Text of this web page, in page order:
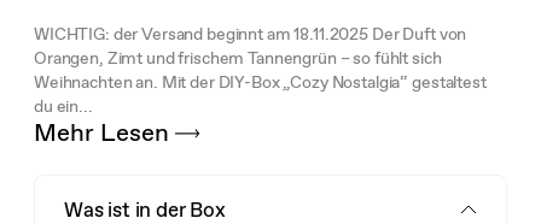
WICHTIG: der Versand beginnt am 18.11.2025 Der Duft von
Orangen, Zimt und frischem Tannengrün – so fühlt sich
Weihnachten an. Mit der DIY-Box „Cozy Nostalgia“ gestaltest
du ein...
Mehr Lesen
Was ist in der Box